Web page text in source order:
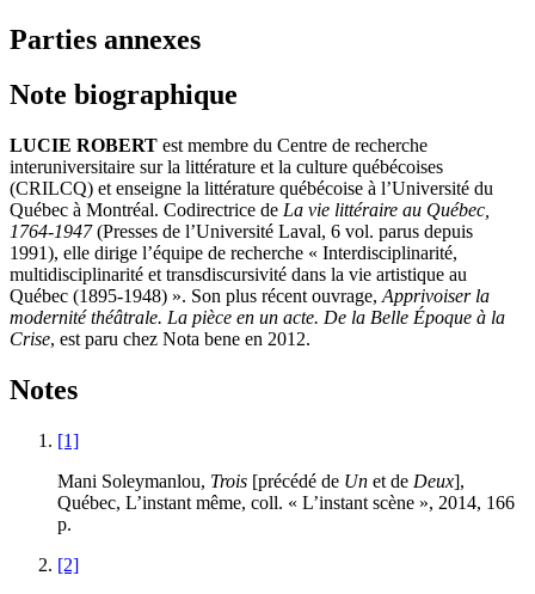
Parties annexes
Note biographique
LUCIE ROBERT est membre du Centre de recherche
interuniversitaire sur la littérature et la culture québécoises
(CRILCQ) et enseigne la littérature québécoise à l’Université du
Québec à Montréal. Codirectrice de La vie littéraire au Québec,
1764-1947(Presses de l’Université Laval, 6 vol. parus depuis
1991), elle dirige l’équipe de recherche « Interdisciplinarité,
multidisciplinarité et transdiscursivité dans la vie artistique au
Québec (1895-1948) ». Son plus récent ouvrage, Apprivoiser la
modernité théâtrale. La pièce en un acte. De la Belle Époque à la
Crise, est paru chez Nota bene en 2012.
Notes
[1]
Mani Soleymanlou, Trois [précédé de Un et de Deux],
Québec, L’instant même, coll. « L’instant scène », 2014, 166
p.
[2]